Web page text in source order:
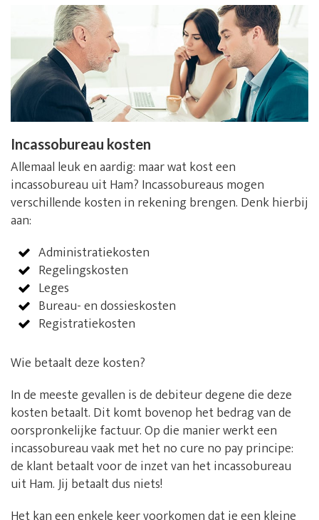
Incassobureau kosten
Allemaal leuk en aardig: maar wat kost een
incassobureau uit Ham? Incassobureaus mogen
verschillende kosten in rekening brengen. Denk hierbij
aan:
Administratiekosten
Regelingskosten
Leges
Bureau- en dossieskosten
Registratiekosten
Wie betaalt deze kosten?
In de meeste gevallen is de debiteur degene die deze
kosten betaalt. Dit komt bovenop het bedrag van de
oorspronkelijke factuur. Op die manier werkt een
incassobureau vaak met het no cure no pay principe:
de klant betaalt voor de inzet van het incassobureau
uit Ham. Jij betaalt dus niets!